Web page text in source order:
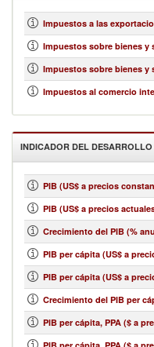
Impuestos a las
Impuestos sobre bienes y
Impuestos sobre bienes y
Impuestos al comercio
INDICADOR DEL
PIB (US$ a precios
PIB (US$ a precios
Crecimiento del PIB (%
PIB per cápita (US$ a
PIB per cápita (US$ a
Crecimiento del PIB per
PIB per cápita, PPA ($ a